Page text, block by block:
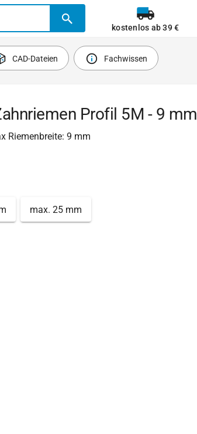
kostenlos ab 39 €
CAD-Dateien Fachwissen
Profil 5M - 9 mm
Riemenbreite: 9 mm
max. 25 mm